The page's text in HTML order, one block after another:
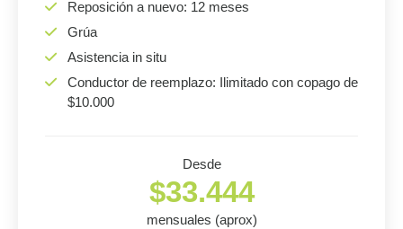
Reposición a nuevo: 12 meses
Grúa
Asistencia in situ
Conductor de reemplazo: Ilimitado con copago de
$10.000
Desde
$33.444
mensuales (aprox)